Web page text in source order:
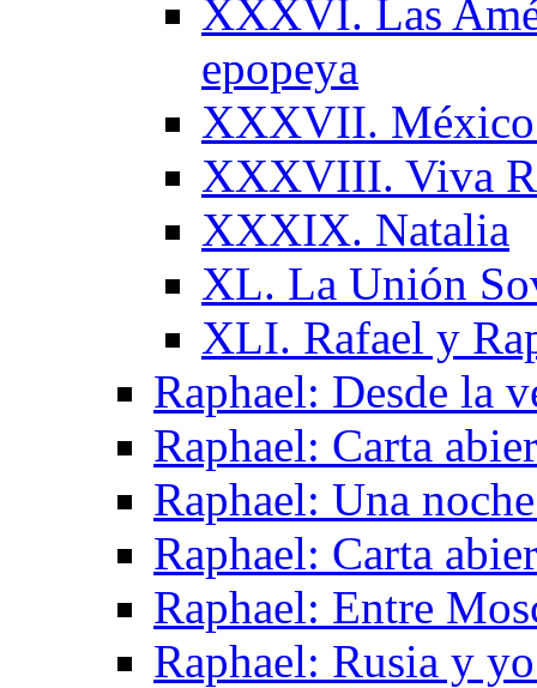
XXXVI. Las
epopeya
XXXVII.
XXXVIII. Viva
XXXIX. Natalia
XL. La Unión
XLI. Rafael y
Raphael: Desde la
Raphael: Carta
Raphael: Una
Raphael: Carta
Raphael: Entre
Raphael: Rusia y